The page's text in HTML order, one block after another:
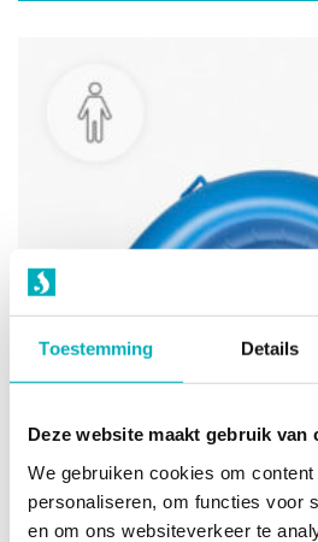
Toestemming Details
Deze website maakt gebruik van
We gebruiken cookies om
personaliseren, om functies voor
en om ons websiteverkeer te